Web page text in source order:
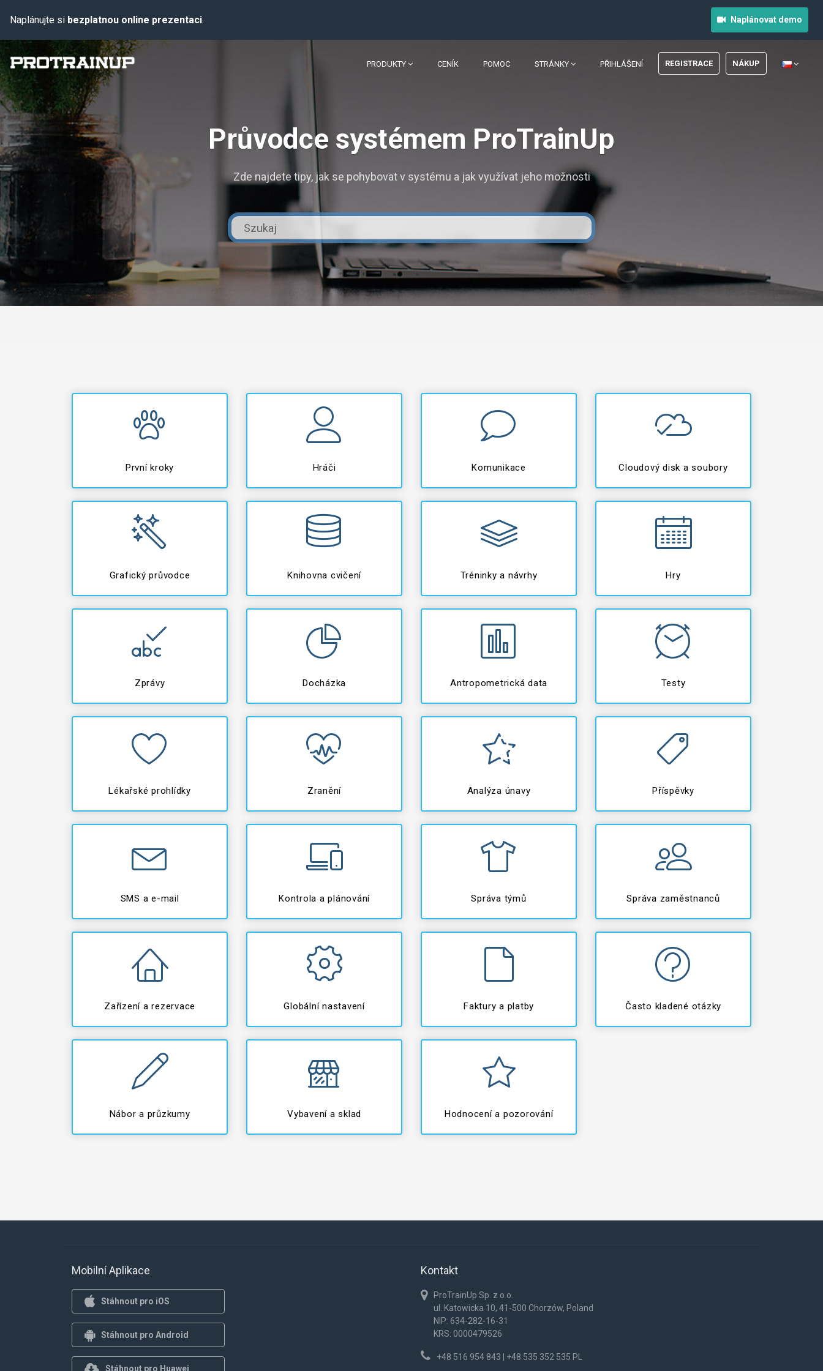
Naplánujte si bezplatnou online prezentaci. Naplánovat demo
PRODUKTY CENÍK POMOC STRÁNKY PŘIHLÁŠENÍ REGISTRACE NÁKUP
Průvodce systémem ProTrainUp
Zde najdete tipy, jak se pohybovat v systému a jak využívat jeho možnosti
První kroky Hráči Komunikace Cloudový disk a soubory
Grafický průvodce Knihovna cvičení Tréninky a návrhy Hry
Zprávy Docházka Antropometrická data Testy
Lékařské prohlídky Zranění Analýza únavy Příspěvky
SMS a e-mail Kontrola a plánování Správa týmů Správa zaměstnanců
Zařízení a rezervace Globální nastavení Faktury a platby Často kladené otázky
Nábor a průzkumy Vybavení a sklad Hodnocení a pozorování
Mobilní Aplikace
Stáhnout pro iOS
Stáhnout pro Android
Stáhnout pro Huawei
Kontakt
ProTrainUp Sp. z o.o.
ul. Katowicka 10, 41-500 Chorzów, Poland
NIP: 634-282-16-31
KRS: 0000479526
+48 516 954 843 | +48 535 352 535 PL